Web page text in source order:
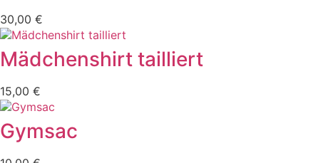
30,00 €
Mädchenshirt tailliert
15,00 €
Gymsac